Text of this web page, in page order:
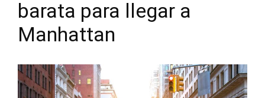
barata para llegar a
Manhattan